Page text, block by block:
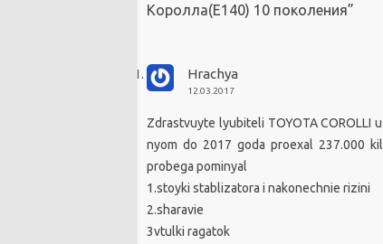
Королла(Е140) 10 поколения”
Hrachya
12.03.2017
Zdrastvuyte lyubiteli TOYOTA COROLLI
nyom do 2017 goda proexal 237.000
probega pominyal
1.stoyki stablizatora i nakonechnie rizini
2.sharavie
3vtulki ragatok